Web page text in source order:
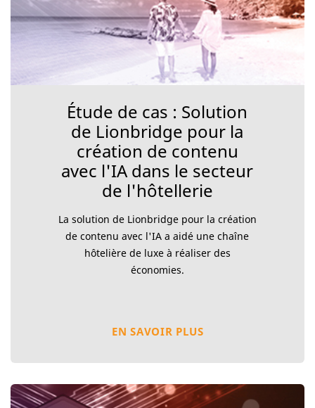
Étude de cas : Solution
de Lionbridge pour la
création de contenu
avec l'IA dans le secteur
de l'hôtellerie
La solution de Lionbridge pour la création
de contenu avec l'IA a aidé une chaîne
hôtelière de luxe à réaliser des
économies.
EN SAVOIR PLUS